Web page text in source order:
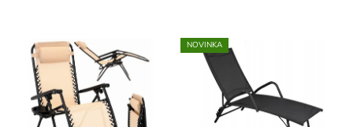
NOVINKA